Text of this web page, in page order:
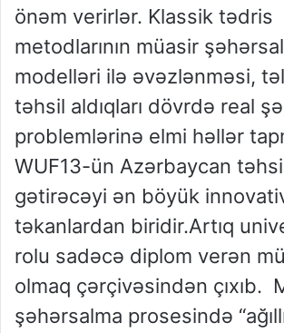
önəm verirlər. Klassik tədris
metodlarının müasir
modelləri ilə əvəzlənməsi,
təhsil aldıqları dövrdə real
problemlərinə elmi həllər
WUF13-ün Azərbaycan
gətirəcəyi ən böyük
təkanlardan biridir.Artıq
rolu sadəcə diplom verən
olmaq çərçivəsindən çıxıb.
şəhərsalma prosesində